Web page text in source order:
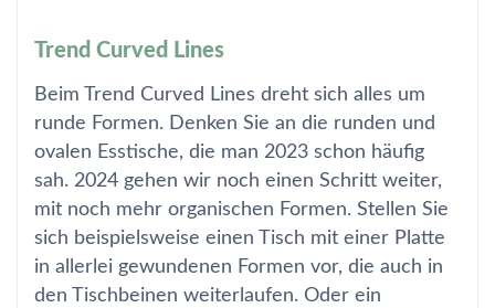
Trend Curved Lines
Beim Trend Curved Lines dreht sich alles um
runde Formen. Denken Sie an die runden und
ovalen Esstische, die man 2023 schon häufig
sah. 2024 gehen wir noch einen Schritt weiter,
mit noch mehr organischen Formen. Stellen Sie
sich beispielsweise einen Tisch mit einer Platte
in allerlei gewundenen Formen vor, die auch in
den Tischbeinen weiterlaufen. Oder ein